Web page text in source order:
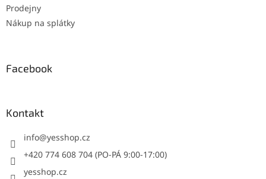
Prodejny
Nákup na splátky
Facebook
Kontakt
info@yesshop.cz
+420 774 608 704 (PO-PÁ 9:00-17:00)
yesshop.cz